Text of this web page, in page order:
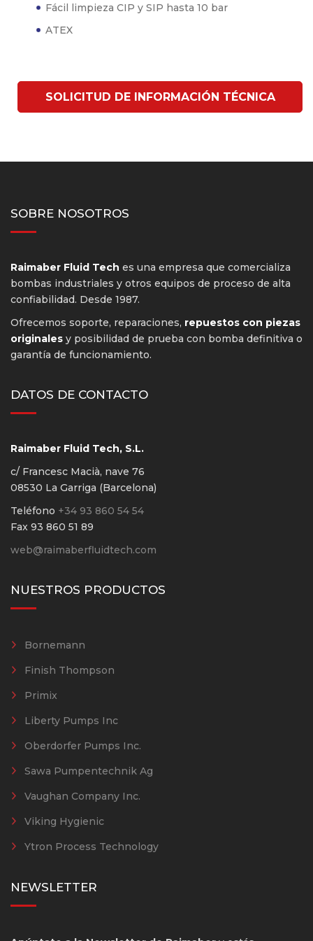
Fácil limpieza CIP y SIP hasta 10 bar
ATEX
SOLICITUD DE INFORMACIÓN TÉCNICA
SOBRE NOSOTROS
Raimaber Fluid Tech es una empresa que comercializa
bombas industriales y otros equipos de proceso de alta
confiabilidad. Desde 1987.
Ofrecemos soporte, reparaciones, repuestos con piezas
originales y posibilidad de prueba con bomba definitiva o
garantía de funcionamiento.
DATOS DE CONTACTO
Raimaber Fluid Tech, S.L.
c/ Francesc Macià, nave 76
08530 La Garriga (Barcelona)
Teléfono +34 93 860 54 54
Fax 93 860 51 89
web@raimaberfluidtech.com
NUESTROS PRODUCTOS
Bornemann
Finish Thompson
Primix
Liberty Pumps Inc
Oberdorfer Pumps Inc.
Sawa Pumpentechnik Ag
Vaughan Company Inc.
Viking Hygienic
Ytron Process Technology
NEWSLETTER